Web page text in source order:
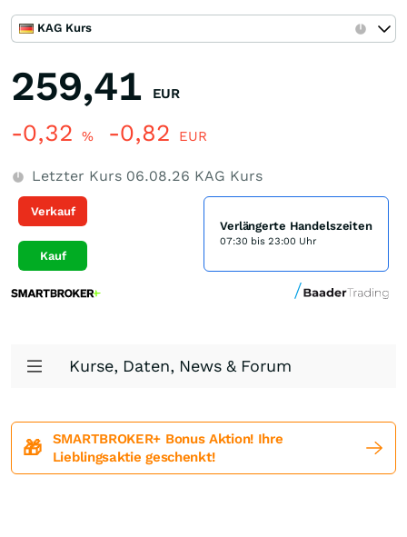
KAG Kurs
259,41 EUR
-0,32 % -0,82 EUR
Letzter Kurs 06.08.26 KAG Kurs
Verkauf
Kauf
Verlängerte Handelszeiten
07:30 bis 23:00 Uhr
Kurse, Daten, News & Forum
🎁
SMARTBROKER+ Bonus Aktion! Ihre
Lieblingsaktie geschenkt!